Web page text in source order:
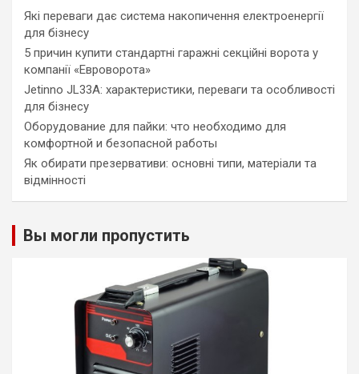
Які переваги дає система накопичення електроенергії
для бізнесу
5 причин купити стандартні гаражні секційні ворота у
компанії «Евроворота»
Jetinno JL33A: характеристики, переваги та особливості
для бізнесу
Оборудование для пайки: что необходимо для
комфортной и безопасной работы
Як обирати презервативи: основні типи, матеріали та
відмінності
Вы могли пропустить